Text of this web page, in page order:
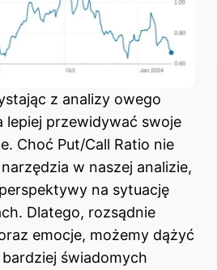
z analizy owego
lepiej przewidywać swoje
Choć Put/Call Ratio nie
w naszej analizie,
na sytuację
Dlatego, rozsądnie
emocje, możemy dążyć
świadomych